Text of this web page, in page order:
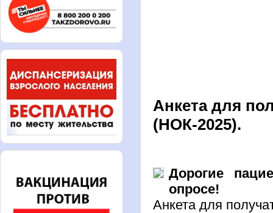
Анкета для
(НОК-2025).
Дорогие
опросе!
Анкета для